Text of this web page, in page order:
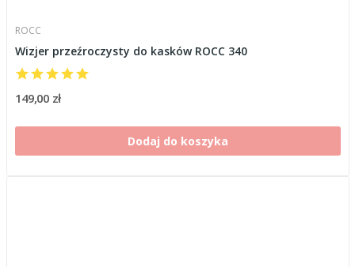
ROCC
Wizjer przeźroczysty do kasków ROCC 340
149,00 zł
Dodaj do koszyka